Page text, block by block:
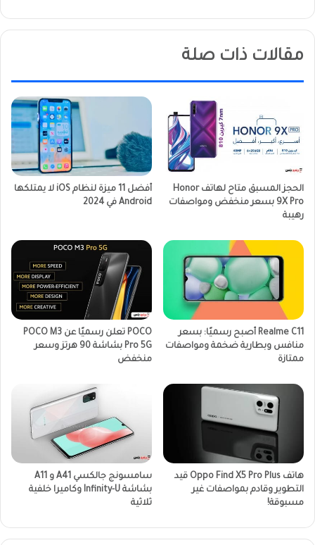
مقالات ذات صلة
الحجز المسبق متاح لهاتف Honor
9X Pro بسعر منخفض ومواصفات
رهيبة
أفضل 11 ميزة لنظام iOS لا يمتلكها
Android في 2024
Realme C11 أصبح رسميًا: بسعر
منافس وبطارية ضخمة ومواصفات
ممتازة
POCO تعلن رسميًا عن POCO M3
Pro 5G بشاشة 90 هرتز وسعر
منخفض
هاتف Oppo Find X5 Pro Plus قيد
التطوير وقادم بمواصفات غير
مسبوقة!
سامسونج جالكسي A41 و A11
بشاشة Infinity-U وكاميرا خلفية
ثلاثية